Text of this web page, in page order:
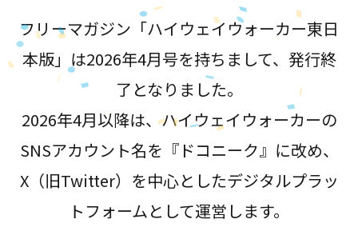
フリーマガジン「ハイウェイウォーカー東日
本版」は2026年4月号を持ちまして、発行終
了となりました。
2026年4月以降は、ハイウェイウォーカーの
SNSアカウント名を『ドコニーク』に改め、
X（旧Twitter）を中心としたデジタルプラッ
トフォームとして運営します。